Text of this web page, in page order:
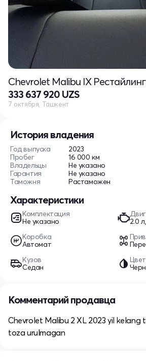
История владения
Год выпуска
2023
Пробег
16 000 км
Владельцы
Не указано
Гарантия
Не указано
Таможня
Растаможен
Характеристики
Комплектация
Не указано
2.0
Коробка
Автомат
Кузов
Седан
Цвет
Chevrolet Malibu IX Рестайлинг
333 637 920 UZS
7 октября, Ташкент
Комментарий продавца
Chevrolet Malibu 2 XL 2023 yil kelang
toza urulmagan